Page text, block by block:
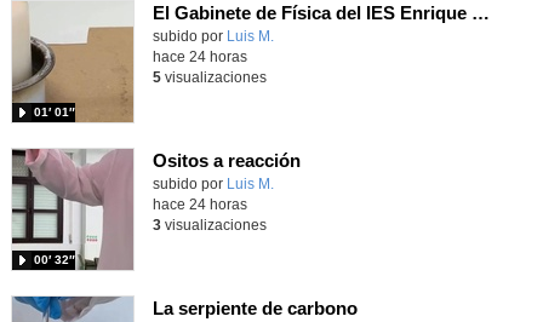
El Gabinete de Física del IES Enrique Tierno Galván de Parla (Curso 25-26)
Contenido educativo.
subido por Luis M.
01′ 01″
hace 24 horas
5visualizaciones
Ositos a reacción
Contenido educativo.
subido por Luis M.
00′ 32″
hace 24 horas
3visualizaciones
La serpiente de carbono